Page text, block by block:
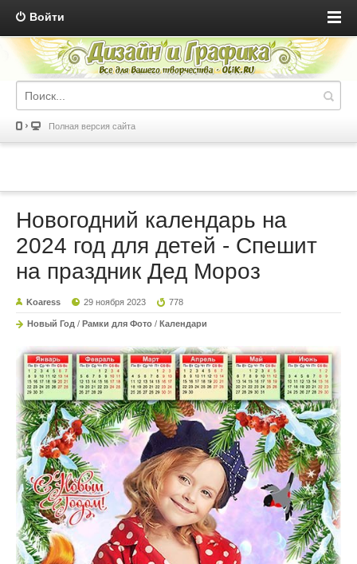
Войти
Полная версия сайта
Новогодний календарь на
2024 год для детей - Спешит
на праздник Дед Мороз
Koaress 29 ноября 2023 778
Новый Год / Рамки для Фото / Календари